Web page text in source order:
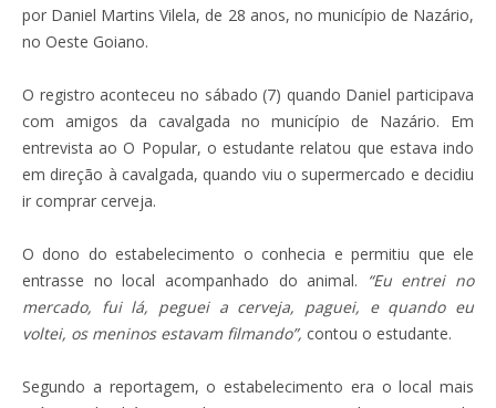
por Daniel Martins Vilela, de 28 anos, no município de Nazário,
no Oeste Goiano.
O registro aconteceu no sábado (7) quando Daniel participava
com amigos da cavalgada no município de Nazário. Em
entrevista ao O Popular, o estudante relatou que estava indo
em direção à cavalgada, quando viu o supermercado e decidiu
ir comprar cerveja.
O dono do estabelecimento o conhecia e permitiu que ele
entrasse no local acompanhado do animal.
“Eu entrei no
mercado, fui lá, peguei a cerveja, paguei, e quando eu
voltei, os meninos estavam filmando”, contou o estudante.
Segundo a reportagem, o estabelecimento era o local mais